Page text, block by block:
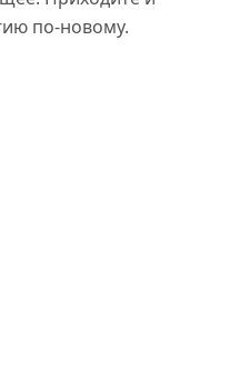
по-новому.